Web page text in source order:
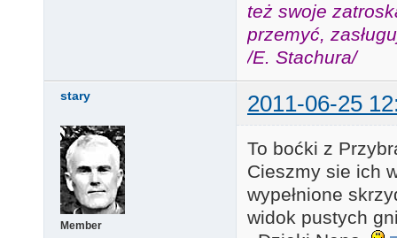
też swoje
przemyć,
/E. Stachura/
stary 2011-06-25
Member
To boćki z
Cieszmy sie ich
wypełnione
widok pustych